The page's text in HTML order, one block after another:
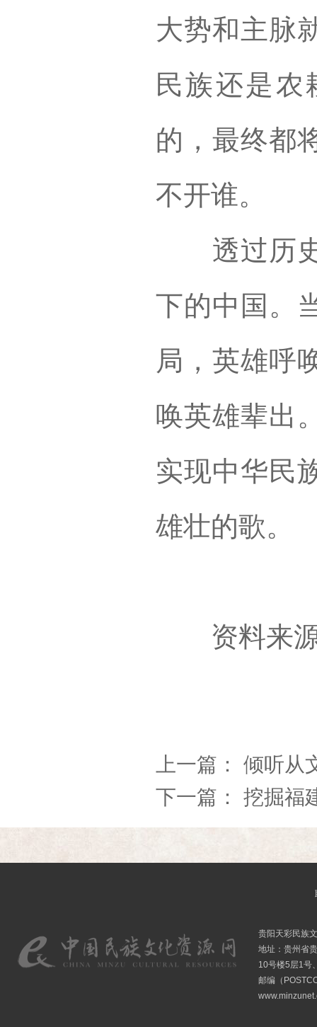
大势和主脉
民族还是
的，最终都
不开谁。
透过历史
下的中国。
局，英雄呼
唤英雄辈出
实现中华民
雄壮的歌。
资料来源
上一篇： 倾听从
下一篇： 挖掘福
贵阳天彩民族
地址：贵州省
10号楼5层1号
邮编（